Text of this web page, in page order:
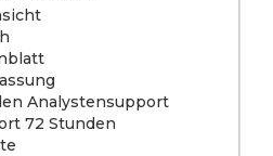
Analystensupport
72 Stunden